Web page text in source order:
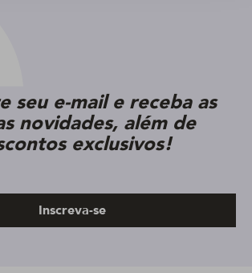
seu e-mail e receba as
novidades, além de
exclusivos!
Inscreva-se